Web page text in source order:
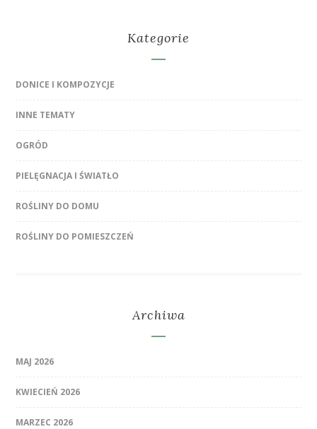
Kategorie
DONICE I KOMPOZYCJE
INNE TEMATY
OGRÓD
PIELĘGNACJA I ŚWIATŁO
ROŚLINY DO DOMU
ROŚLINY DO POMIESZCZEŃ
Archiwa
MAJ 2026
KWIECIEŃ 2026
MARZEC 2026